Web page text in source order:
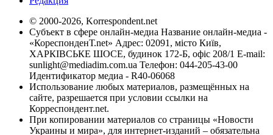
© 2000-2026, Korrespondent.net
Субъект в сфере онлайн-медиа Название онлайн-медиа -
«КореспонденТ.net» Адрес: 02091, місто Київ,
ХАРКІВСЬКЕ ШОСЕ, будинок 172-Б, офіс 208/1 E-mail:
sunlight@mediadim.com.ua Телефон: 044-205-43-00
Идентификатор медиа - R40-06068
Использование любых материалов, размещённых на
сайте, разрешается при условии ссылки на
Корреспондент.net.
При копировании материалов со страницы «Новости
Украины и мира», для интернет-изданий – обязательна